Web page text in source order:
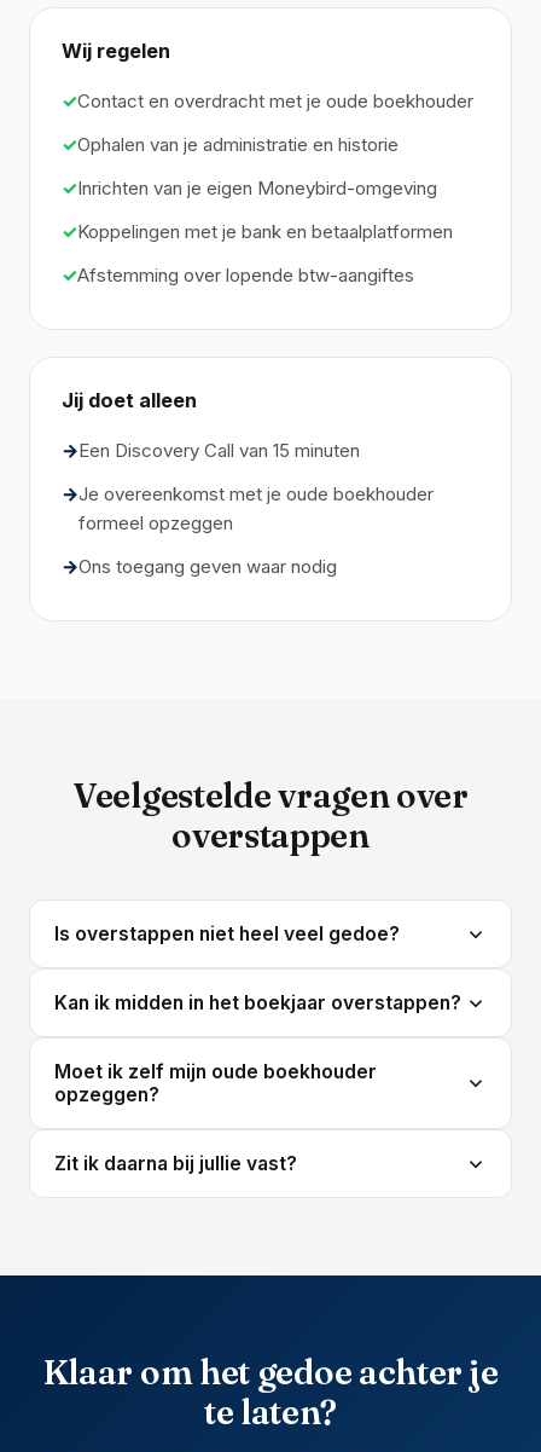
Wij regelen
Contact en overdracht met je oude boekhouder
Ophalen van je administratie en historie
Inrichten van je eigen Moneybird-omgeving
Koppelingen met je bank en betaalplatformen
Afstemming over lopende btw-aangiftes
Jij doet alleen
Een Discovery Call van 15 minuten
Je overeenkomst met je oude boekhouder
formeel opzeggen
Ons toegang geven waar nodig
Veelgestelde vragen over
overstappen
Is overstappen niet heel veel gedoe?
boekhouder, halen alle data op en richten je
administratie opnieuw in. Binnen 14 dagen ben je
operationeel en jouw eigen tijdsinvestering blijft
beperkt tot toegang geven en een paar vragen
beantwoorden.
Kan ik midden in het boekjaar overstappen?
lopende aangiftes afrondt, zodat er niets tussen wal
en schip valt. De historie nemen we mee in je
Moet ik zelf mijn oude boekhouder
opzeggen?
zelf. Al het overige contact met je oude
boekhouder, zoals het opvragen van je administratie
Zit ik daarna bij jullie vast?
administratie staat in je eigen Moneybird-omgeving.
Klaar om het gedoe achter je
te laten?